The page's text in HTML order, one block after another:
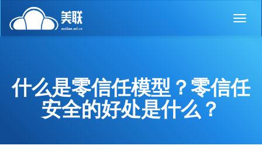
什么是零信任模型？零信任
安全的好处是什么？